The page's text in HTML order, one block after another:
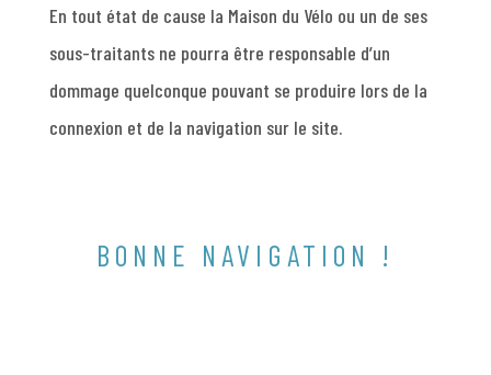
En tout état de cause la Maison du Vélo ou un de ses
sous-traitants ne pourra être responsable d’un
dommage quelconque pouvant se produire lors de la
connexion et de la navigation sur le site.
BONNE NAVIGATION !